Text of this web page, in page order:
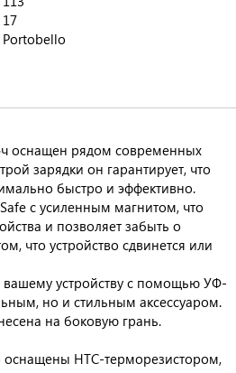
17
Portobello
оснащен рядом современных
зарядки он гарантирует, что
быстро и эффективно.
с усиленным магнитом, что
и позволяет забыть о
что устройство сдвинется или
устройству с помощью УФ-
но и стильным аксессуаром.
на боковую грань.
оснащены НТС-терморезистором,